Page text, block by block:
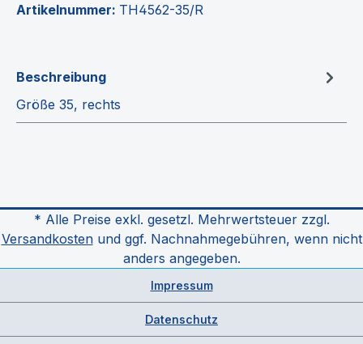
Artikelnummer: TH4562-35/R
Beschreibung
Größe 35, rechts
* Alle Preise exkl. gesetzl. Mehrwertsteuer zzgl.
Versandkostenund ggf. Nachnahmegebühren, wenn nicht
anders angegeben.
Impressum
Datenschutz